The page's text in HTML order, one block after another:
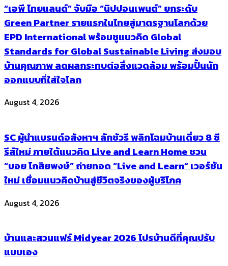
“เอพี ไทยแลนด์” จับมือ “นิปปอนเพนต์” ยกระดับ
Green Partner รายแรกในไทยสู่มาตรฐานโลกด้วย
EPD International พร้อมชูแนวคิด Global
Standards for Global Sustainable Living ส่งมอบ
บ้านคุณภาพ ลดผลกระทบต่อสิ่งแวดล้อม พร้อมปั้นนัก
ออกแบบที่ใส่ใจโลก
August 4, 2026
SC ผู้นำแบรนด์อสังหาฯ ลักชัวรี พลิกโฉมบ้านเดี่ยว 8 ซี
รีส์ใหม่ ภายใต้แนวคิด Live and Learn Home ชวน
“บอย โกสิยพงษ์” ถ่ายทอด “Live and Learn” เวอร์ชัน
ใหม่ เชื่อมแนวคิดบ้านสู่ชีวิตจริงของผู้บริโภค
August 4, 2026
บ้านและสวนแฟร์ Midyear 2026 โปรบ้านดีที่คุณปรับ
แบบเอง